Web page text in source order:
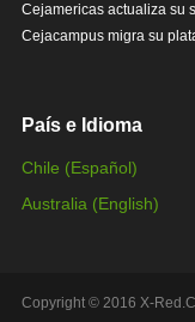
Cejamericas actualiza su
Cejacampus migra su
País e Idioma
Chile (Español)
Australia (English)
Copyright © 2016 X-